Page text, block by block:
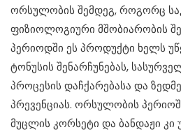
ორსულობის შემდეგ, როგორც
ფიზიოლოგიური მშობიარობის
პერიოდში ეს პროდუქტი ხელს
ტონუსის შენარჩუნებას,
პროცესის დაჩქარებასა და
პრევენციას. ორსულობის
მუცლის კორსეტი და ბანდაჟი